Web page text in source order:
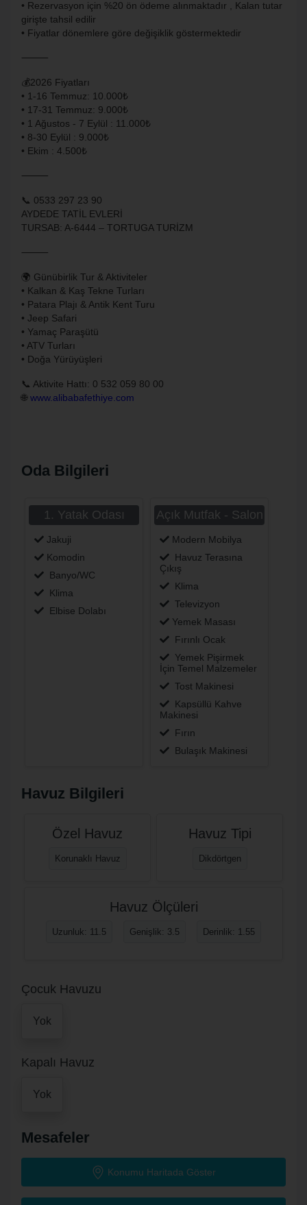
• Rezervasyon için %20 ön ödeme alınmaktadır , Kalan tutar
girişte tahsil edilir
• Fiyatlar dönemlere göre değişiklik göstermektedir
⸻
💰2026 Fiyatları
• ⁠1-16 Temmuz: 10.000₺
• ⁠17-31 Temmuz: 9.000₺
• ⁠1 Ağustos - 7 Eylül : 11.000₺
• ⁠8-30 Eylül : 9.000₺
• ⁠Ekim : 4.500₺
⸻
📞 0533 297 23 90
AYDEDE TATİL EVLERİ
TURSAB: A-6444 – TORTUGA TURİZM
⸻
🌍 Günübirlik Tur & Aktiviteler
• Kalkan & Kaş Tekne Turları
• Patara Plajı & Antik Kent Turu
• Jeep Safari
• Yamaç Paraşütü
• ATV Turları
• Doğa Yürüyüşleri
📞 Aktivite Hattı: 0 532 059 80 00
🌐www.alibabafethiye.com
Oda Bilgileri
1. Yatak Odası
Jakuji
Komodin
Banyo/WC
Klima
Elbise Dolabı
Açık Mutfak - Salon
Modern Mobilya
Havuz Terasına
Çıkış
Klima
Televizyon
Yemek Masası
Fırınlı Ocak
Yemek Pişirmek
İçin Temel Malzemeler
Tost Makinesi
Kapsüllü Kahve
Makinesi
Fırın
Bulaşık Makinesi
Havuz Bilgileri
Özel Havuz
Korunaklı Havuz
Havuz Tipi
Dikdörtgen
Havuz Ölçüleri
Uzunluk: 11.5 Genişlik: 3.5 Derinlik: 1.55
Çocuk Havuzu
Yok
Kapalı Havuz
Yok
Mesafeler
Konumu Haritada Göster